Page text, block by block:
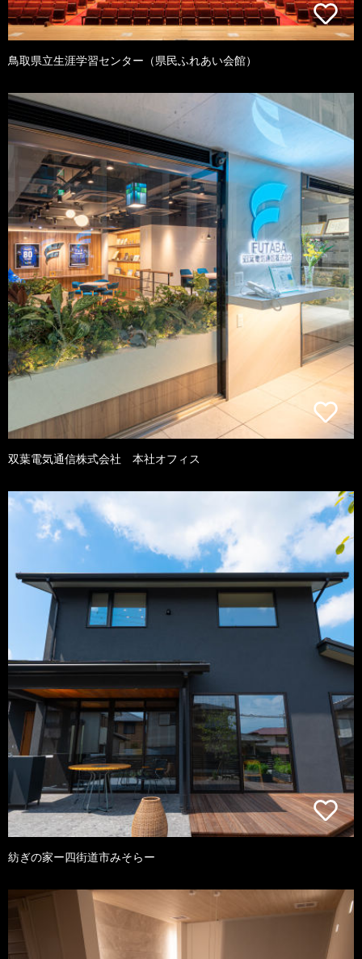
鳥取県立生涯学習センター（県民ふれあい会館）
双葉電気通信株式会社 本社オフィス
紡ぎの家ー四街道市みそらー